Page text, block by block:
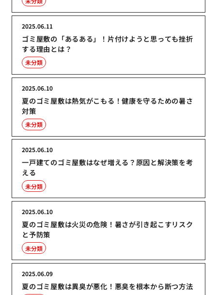
ゴミ屋敷の「あるある」！片付けようと思っても挫折
する理由とは？
2025.06.11
未分類
夏のゴミ屋敷は熱気がこもる！健康を守るための暑さ
対策
2025.06.10
未分類
一戸建てのゴミ屋敷はなぜ増える？原因と解決策を考
える
2025.06.10
未分類
夏のゴミ屋敷は火災の危険！暑さが引き起こすリスク
と予防策
2025.06.10
未分類
夏のゴミ屋敷は異臭が悪化！悪臭を根本から断つ方法
2025.06.09